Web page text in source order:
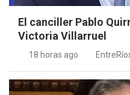
El canciller Pablo
Victoria Villarruel
18 horas ago